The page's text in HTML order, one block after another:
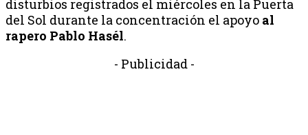
disturbios registrados el miércoles en la Puerta
del Sol durante la concentración el apoyo al
rapero Pablo Hasél.
- Publicidad -